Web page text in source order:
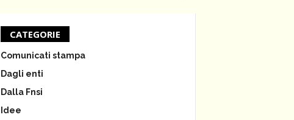
CATEGORIE
Comunicati stampa
Dagli enti
Dalla Fnsi
Idee